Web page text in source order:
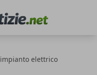
elettrico